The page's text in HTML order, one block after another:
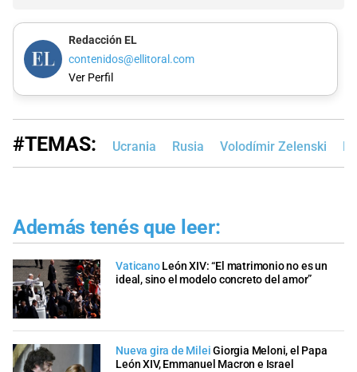
Redacción EL
contenidos@ellitoral.com
Ver Perfil
#TEMAS: Ucrania Rusia Volodímir Zelenski​
Además tenés que leer:
Vaticano León XIV: “El matrimonio no es un
ideal, sino el modelo concreto del amor”
Nueva gira de MileiGiorgia Meloni, el Papa
León XIV, Emmanuel Macron e Israel